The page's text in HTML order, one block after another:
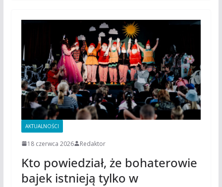
AKTUALNOŚCI
18 czerwca 2026 Redaktor
Kto powiedział, że bohaterowie
bajek istnieją tylko w